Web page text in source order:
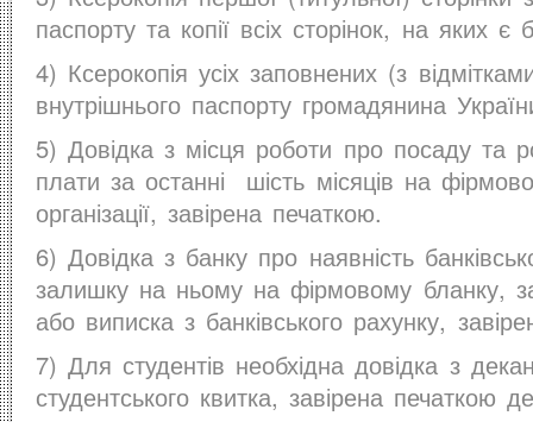
паспорту та копії всіх сторінок, на яких є
4) Ксерокопія усіх заповнених (з
внутрішнього паспорту громадянина
5) Довідка з місця роботи про посаду та
плати за останні шість місяців на
організації, завірена печаткою.
6) Довідка з банку про наявність
залишку на ньому на фірмовому бланку,
або виписка з банківського рахунку,
7) Для студентів необхідна довідка з
студентського квитка, завірена печаткою